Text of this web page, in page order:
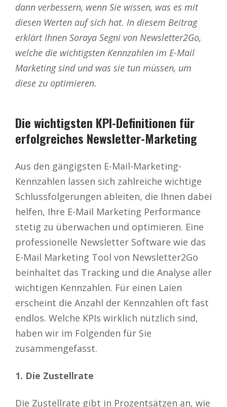
dann verbessern, wenn Sie wissen, was es mit
diesen Werten auf sich hat. In diesem Beitrag
erklärt Ihnen Soraya Segni von Newsletter2Go,
welche die wichtigsten Kennzahlen im E-Mail
Marketing sind und was sie tun müssen, um
diese zu optimieren.
Die wichtigsten KPI-Definitionen für
erfolgreiches Newsletter-Marketing
Aus den gängigsten E-Mail-Marketing-
Kennzahlen lassen sich zahlreiche wichtige
Schlussfolgerungen ableiten, die Ihnen dabei
helfen, Ihre E-Mail Marketing Performance
stetig zu überwachen und optimieren. Eine
professionelle Newsletter Software wie das
E-Mail Marketing Tool von Newsletter2Go
beinhaltet das Tracking und die Analyse aller
wichtigen Kennzahlen. Für einen Laien
erscheint die Anzahl der Kennzahlen oft fast
endlos. Welche KPIs wirklich nützlich sind,
haben wir im Folgenden für Sie
zusammengefasst.
1. Die Zustellrate
Die Zustellrate gibt in Prozentsätzen an, wie